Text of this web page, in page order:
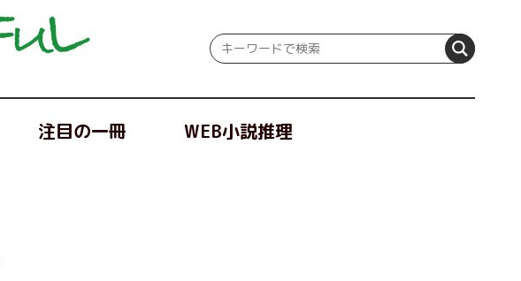
注目の一冊 WEB小説推理